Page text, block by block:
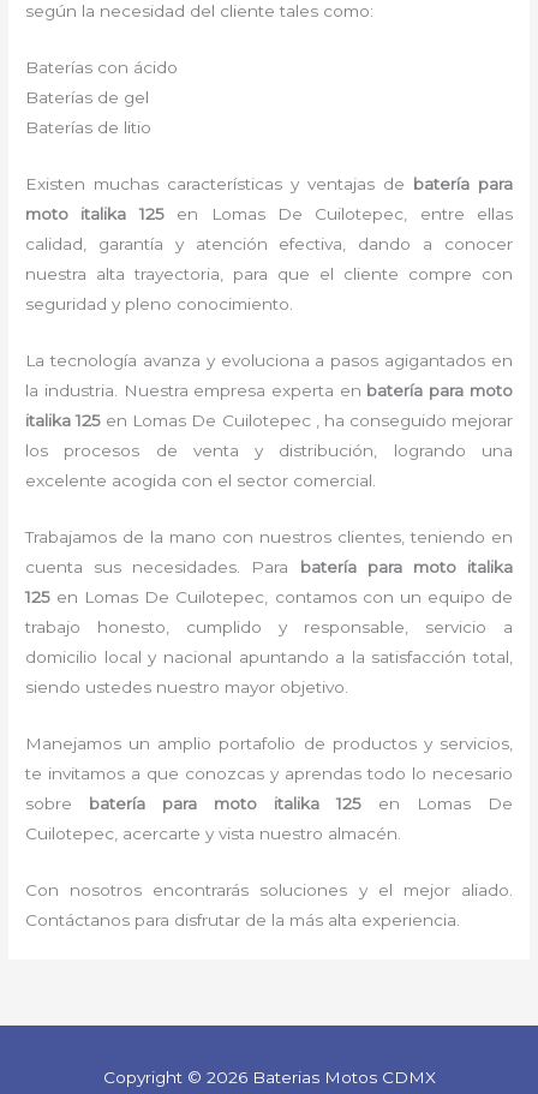
según la necesidad del cliente tales como:
Baterías con ácido
Baterías de gel
Baterías de litio
Existen muchas características y ventajas de batería para
moto italika 125
en Lomas De Cuilotepec, entre ellas
calidad, garantía y atención efectiva, dando a conocer
nuestra alta trayectoria, para que el cliente compre con
seguridad y pleno conocimiento.
La tecnología avanza y evoluciona a pasos agigantados en
la industria. Nuestra empresa experta en batería para moto
italika 125 en Lomas De Cuilotepec , ha conseguido mejorar
los procesos de venta y distribución, logrando una
excelente acogida con el sector comercial.
Trabajamos de la mano con nuestros clientes, teniendo en
cuenta sus necesidades. Para batería para moto italika
125 en Lomas De Cuilotepec, contamos con un equipo de
trabajo honesto, cumplido y responsable, servicio a
domicilio local y nacional apuntando a la satisfacción total,
siendo ustedes nuestro mayor objetivo.
Manejamos un amplio portafolio de productos y servicios,
te invitamos a que conozcas y aprendas todo lo necesario
sobre batería para moto italika 125 en Lomas De
Cuilotepec, acercarte y vista nuestro almacén.
Con nosotros encontrarás soluciones y el mejor aliado.
Contáctanos para disfrutar de la más alta experiencia.
Copyright © 2026 Baterias Motos CDMX